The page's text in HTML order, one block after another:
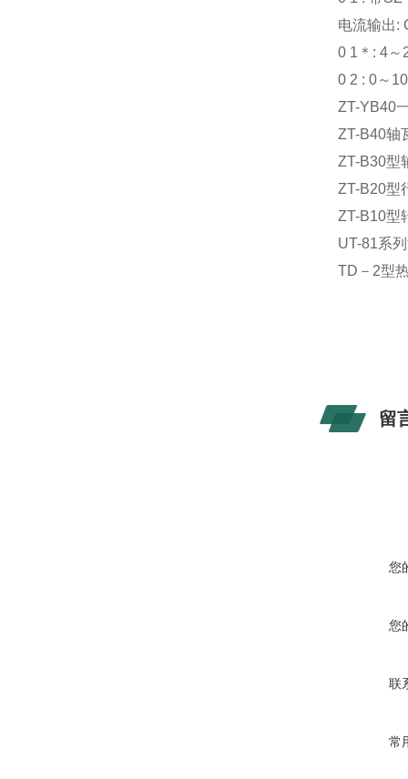
电流输出:
0 1＊: 4～
0 2 : 0～
ZT-YB40
ZT-B40轴
ZT-B30型
ZT-B20型
ZT-B10型
UT-81系
TD－2型
留
您
您
联
常